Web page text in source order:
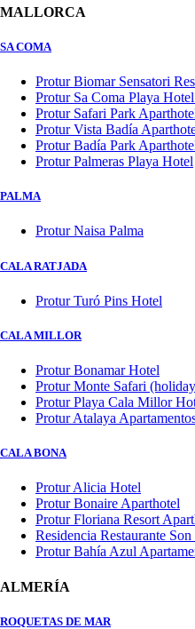
MALLORCA
SA COMA
Protur Biomar Sensatori
Protur Sa Coma Playa
Protur Safari Park
Protur Vista Badía
Protur Badía Park
Protur Palmeras Playa Hotel
PALMA
Protur Naisa Palma
CALA RATJADA
Protur Turó Pins Hotel
CALA MILLOR
Protur Bonamar Hotel
Protur Monte Safari
Protur Playa Cala Millor
Protur Atalaya
CALA BONA
Protur Alicia Hotel
Protur Bonaire Aparthotel
Protur Floriana Resort
Residencia Restaurante
Protur Bahía Azul
ALMERÍA
ROQUETAS DE MAR